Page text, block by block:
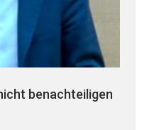
benachteiligen